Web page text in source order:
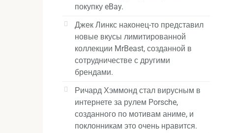
покупку eBay.
Джек Линкс наконец-то представил
новые вкусы лимитированной
коллекции MrBeast, созданной в
сотрудничестве с другими
брендами.
Ричард Хэммонд стал вирусным в
интернете за рулем Porsche,
созданного по мотивам аниме, и
поклонникам это очень нравится.